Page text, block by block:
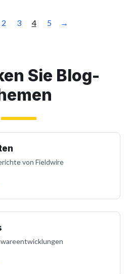
2 3 4 5 →
Sie Blog-
von Fieldwire